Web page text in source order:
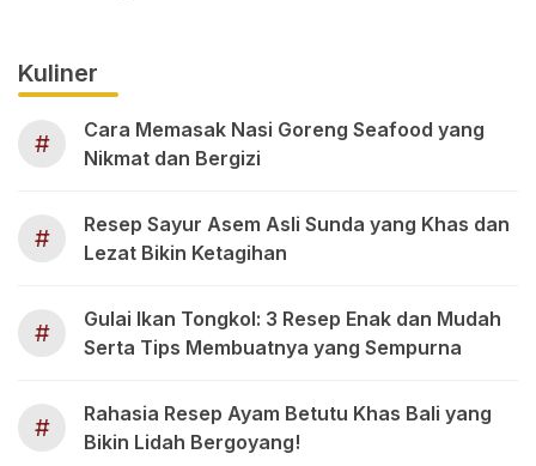
Kuliner
#
Cara Memasak Nasi Goreng Seafood yang
Nikmat dan Bergizi
#
Resep Sayur Asem Asli Sunda yang Khas dan
Lezat Bikin Ketagihan
#
Gulai Ikan Tongkol: 3 Resep Enak dan Mudah
Serta Tips Membuatnya yang Sempurna
#
Rahasia Resep Ayam Betutu Khas Bali yang
Bikin Lidah Bergoyang!